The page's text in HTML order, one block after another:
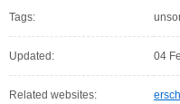
Tags:
Updated: 04
Related websites: